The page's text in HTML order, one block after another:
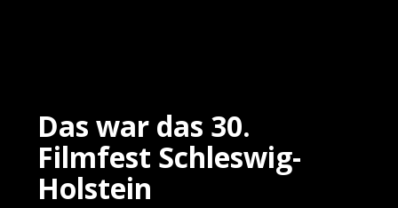
Das war das 30.
Filmfest Schleswig-
Holstein